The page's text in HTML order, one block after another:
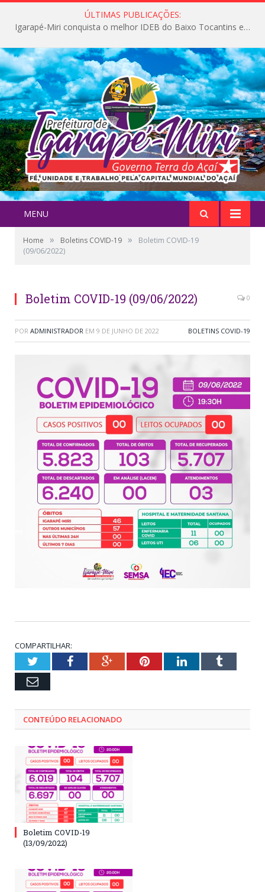
ÚLTIMAS PUBLICAÇÕES:
Igarapé-Miri conquista o melhor IDEB do Baixo Tocantins e avança na qualidade da educação pública
MENU
Home » Boletins COVID-19 »
Boletim COVID-19
(09/06/2022)
Boletim COVID-19 (09/06/2022) 0
POR ADMINISTRADOR EM 9 DE JUNHO DE 2022 BOLETINS COVID-19
COMPARTILHAR:
TwitterFacebookGoogle+PinterestLinkedInTumblr
Email
CONTEÚDO RELACIONADO
Boletim COVID-19
(13/09/2022)